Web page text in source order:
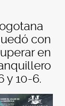
con
en
y 10-6.